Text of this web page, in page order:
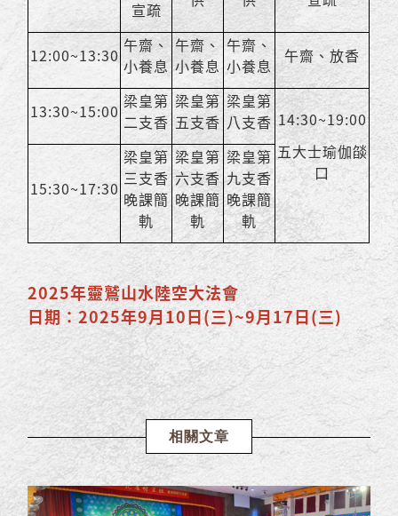
宣疏
12:00~13:30 午齋、
小養息
午齋、
小養息
午齋、
小養息
午齋、放香
13:30~15:00 梁皇第
二支香
梁皇第
五支香
梁皇第
八支香 14:30~19:00
五大士瑜伽燄
口
15:30~17:30
梁皇第
三支香
晚課簡
軌
梁皇第
六支香
晚課簡
軌
梁皇第
九支香
晚課簡
軌
2025年靈鷲山水陸空大法會
日期：2025年9月10日(三)~9月17日(三)
相關文章